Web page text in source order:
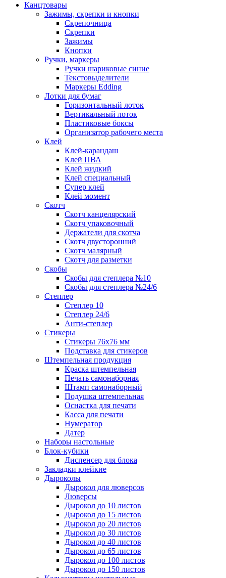
Канцтовары
Зажимы, скрепки и кнопки
Скрепочница
Скрепки
Зажимы
Кнопки
Ручки, маркеры
Ручки шариковые синие
Текстовыделители
Маркеры Edding
Лотки для бумаг
Горизонтальный лоток
Вертикальный лоток
Пластиковые боксы
Организатор рабочего места
Клей
Клей-карандаш
Клей ПВА
Клей жидкий
Клей специальный
Супер клей
Клей момент
Скотч
Скотч канцелярский
Скотч упаковочный
Держатели для скотча
Скотч двусторонний
Скотч малярный
Скотч для разметки
Скобы
Скобы для степлера №10
Скобы для степлера №24/6
Степлер
Степлер 10
Степлер 24/6
Анти-степлер
Стикеры
Стикеры 76x76 мм
Подставка для стикеров
Штемпельная продукция
Краска штемпельная
Печать самонаборная
Штамп самонаборный
Подушка штемпельная
Оснастка для печати
Касса для печати
Нумератор
Датер
Наборы настольные
Блок-кубики
Диспенсер для блока
Закладки клейкие
Дыроколы
Дырокол для люверсов
Люверсы
Дырокол до 10 листов
Дырокол до 15 листов
Дырокол до 20 листов
Дырокол до 30 листов
Дырокол до 40 листов
Дырокол до 65 листов
Дырокол до 100 листов
Дырокол до 150 листов